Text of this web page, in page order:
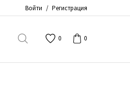
Войти / Регистрация
0 0